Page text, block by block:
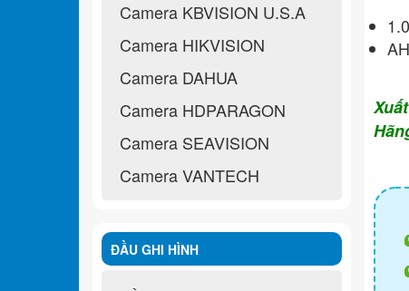
Camera KBVISION U.S.A
Camera HIKVISION
Camera DAHUA
Camera HDPARAGON
Camera SEAVISION
Camera VANTECH
ĐẦU GHI HÌNH